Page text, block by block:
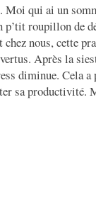
qui ai un
roupillon de
nous, cette
Après la
diminue. Cela
sa